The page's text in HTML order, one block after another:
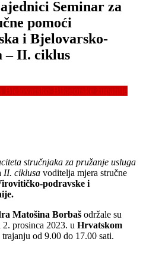
Seminar za
pomoći
i Bjelovarsko-
– II. ciklus
stručnjaka za pružanje usluga
II. ciklusa voditelja mjera stručne
podravske i
Matošina Borbaš održale su
prosinca 2023. u Hrvatskom
trajanju od 9.00 do 17.00 sati.